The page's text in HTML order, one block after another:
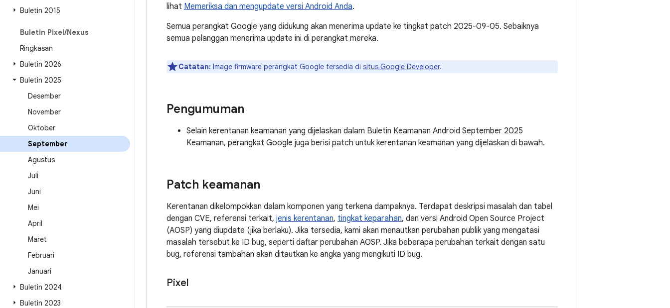
Buletin 2015
Buletin Pixel/Nexus
Ringkasan
Buletin 2026
Buletin 2025
Desember
November
Oktober
September
Agustus
Juli
Juni
Mei
April
Maret
Februari
Januari
Buletin 2024
Buletin 2023
lihat Memeriksa dan mengupdate versi Android Anda.
Semua perangkat Google yang didukung akan menerima update ke tingkat patch 2025-09-05. Sebaiknya
semua pelanggan menerima update ini di perangkat mereka.
Catatan: Image firmware perangkat Google tersedia di situs Google Developer.
Pengumuman
Selain kerentanan keamanan yang dijelaskan dalam Buletin Keamanan Android September 2025
Keamanan, perangkat Google juga berisi patch untuk kerentanan keamanan yang dijelaskan di bawah.
Patch keamanan
Kerentanan dikelompokkan dalam komponen yang terkena dampaknya. Terdapat deskripsi masalah dan tabel
dengan CVE, referensi terkait, jenis kerentanan, tingkat keparahan, dan versi Android Open Source Project
(AOSP) yang diupdate (jika berlaku). Jika tersedia, kami akan menautkan perubahan publik yang mengatasi
masalah tersebut ke ID bug, seperti daftar perubahan AOSP. Jika beberapa perubahan terkait dengan satu
bug, referensi tambahan akan ditautkan ke angka yang mengikuti ID bug.
Pixel